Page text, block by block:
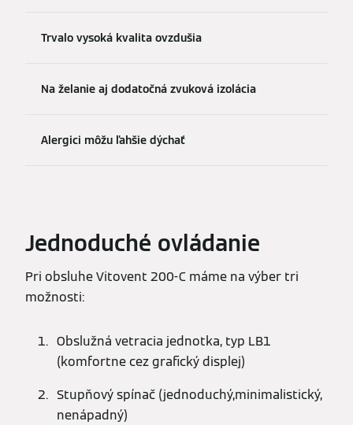
Trvalo vysoká kvalita ovzdušia
Na želanie aj dodatočná zvuková izolácia
Alergici môžu ľahšie dýchať
Jednoduché ovládanie
Pri obsluhe Vitovent 200-C máme na výber tri
možnosti:
Obslužná vetracia jednotka, typ LB1
(komfortne cez grafický displej)
Stupňový spínač (jednoduchý,minimalistický,
nenápadný)